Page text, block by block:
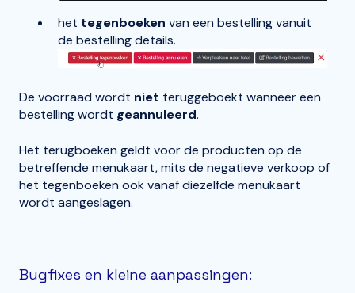
het tegenboeken van een bestelling vanuit
de bestelling details.
De voorraad wordt niet teruggeboekt wanneer een
bestelling wordt geannuleerd.
Het terugboeken geldt voor de producten op de
betreffende menukaart, mits de negatieve verkoop of
het tegenboeken ook vanaf diezelfde menukaart
wordt aangeslagen.
Bugfixes en kleine aanpassingen: